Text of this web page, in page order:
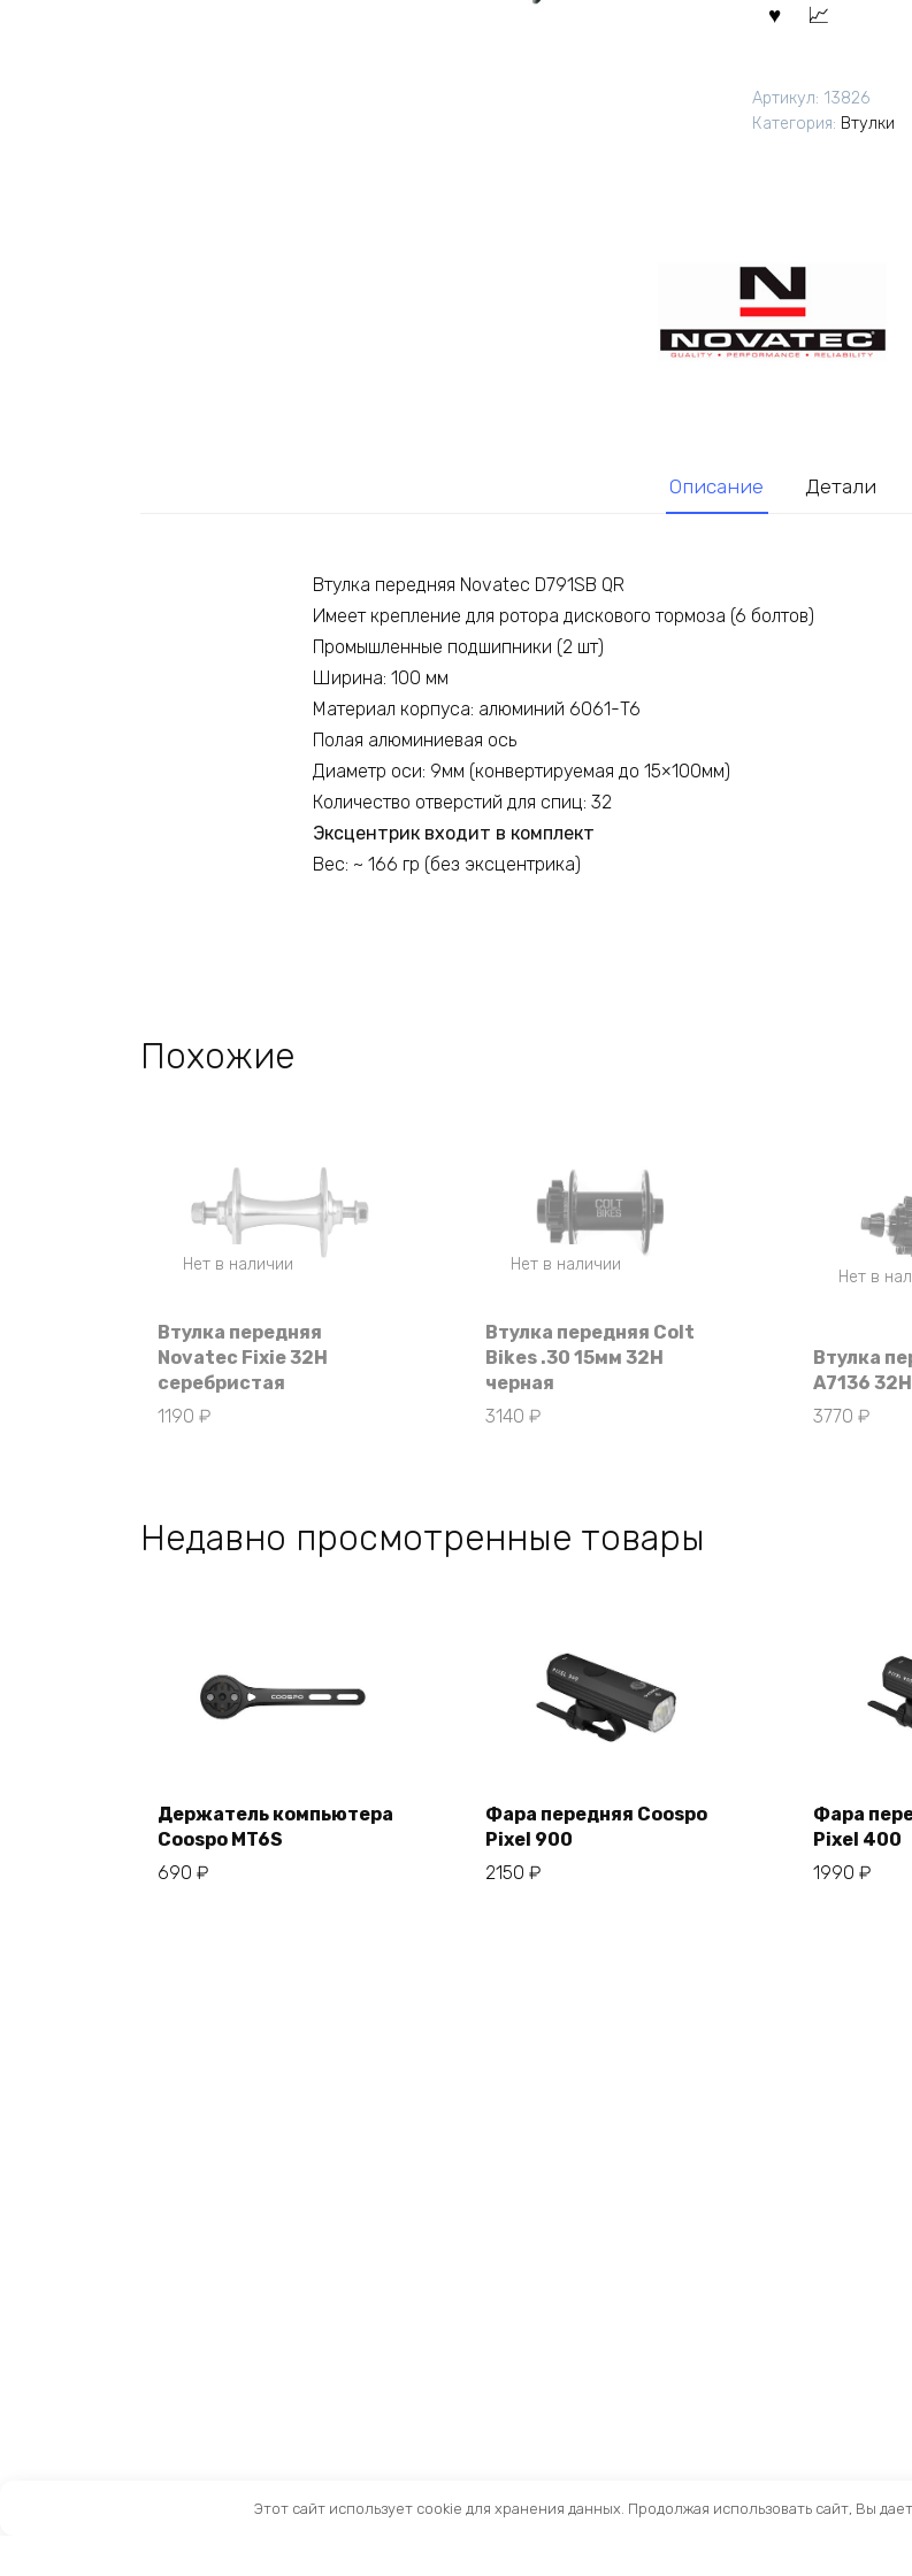
Артикул: 13826
Категория: Втулки
Описание Детали
Втулка передняя Novatec D791SB QR
Имеет крепление для ротора дискового тормоза (6 болтов)
Промышленные подшипники (2 шт)
Ширина: 100 мм
Материал корпуса: алюминий 6061-T6
Полая алюминиевая ось
Диаметр оси: 9мм (конвертируемая до 15×100мм)
Количество отверстий для спиц: 32
Эксцентрик входит в комплект
Вес: ~ 166 гр (без эксцентрика)
Похожие
Нет в наличии
Втулка передняя
Novatec Fixie 32Н
серебристая
1190 ₽
Нет в наличии
Втулка передняя Colt
Bikes .30 15мм 32Н
черная
3140 ₽
Нет в
Втулка
A7136
3770 ₽
Недавно просмотренные товары
Держатель компьютера
Coospo MT6S
690 ₽
Фара передняя Coospo
Pixel 900
2150 ₽
Фара
Pixel 400
1990 ₽
Этот сайт использует cookie для хранения данных. Продолжая использовать сайт, Вы